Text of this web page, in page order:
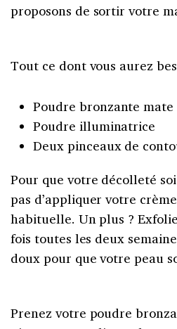
proposons de sortir votre
Tout ce dont vous aurez
Poudre bronzante mate
Poudre illuminatrice
Deux pinceaux de
Pour que votre décolleté
pas d’appliquer votre
habituelle. Un plus ?
fois toutes les deux
doux pour que votre peau
Prenez votre poudre